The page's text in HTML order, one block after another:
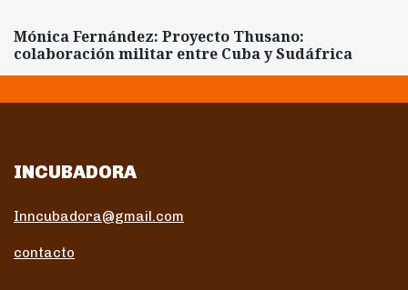
Mónica Fernández: Proyecto Thusano:
colaboración militar entre Cuba y Sudáfrica
INCUBADORA
Inncubadora@gmail.com
contacto